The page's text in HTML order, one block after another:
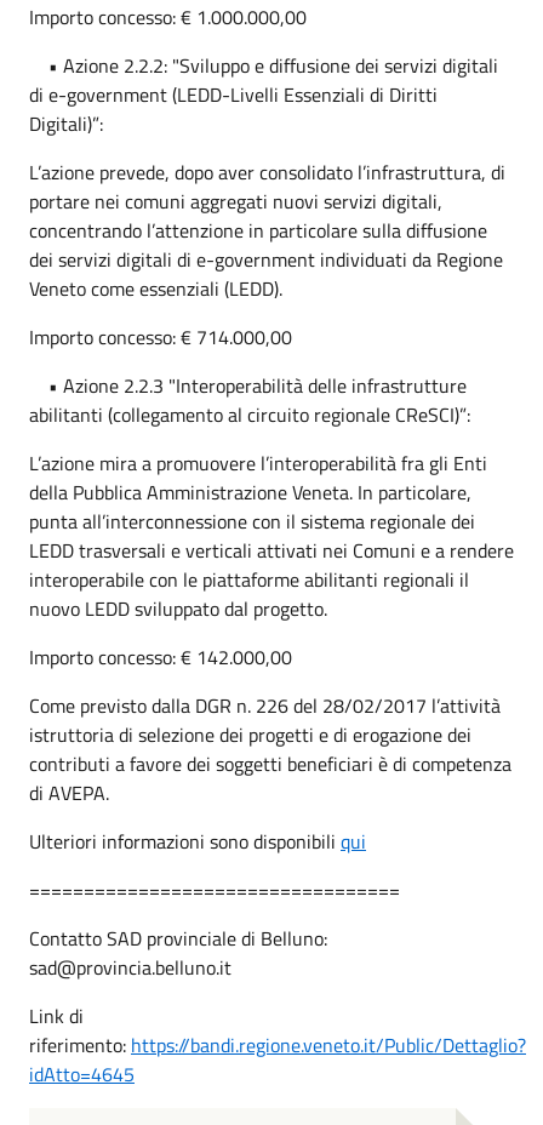
Importo concesso: € 1.000.000,00
• Azione 2.2.2: "Sviluppo e diffusione dei servizi digitali
di e-government (LEDD-Livelli Essenziali di Diritti
Digitali)”:
L’azione prevede, dopo aver consolidato l’infrastruttura, di
portare nei comuni aggregati nuovi servizi digitali,
concentrando l’attenzione in particolare sulla diffusione
dei servizi digitali di e-government individuati da Regione
Veneto come essenziali (LEDD).
Importo concesso: € 714.000,00
• Azione 2.2.3 "Interoperabilità delle infrastrutture
abilitanti (collegamento al circuito regionale CReSCI)”:
L’azione mira a promuovere l’interoperabilità fra gli Enti
della Pubblica Amministrazione Veneta. In particolare,
punta all’interconnessione con il sistema regionale dei
LEDD trasversali e verticali attivati nei Comuni e a rendere
interoperabile con le piattaforme abilitanti regionali il
nuovo LEDD sviluppato dal progetto.
Importo concesso: € 142.000,00
Come previsto dalla DGR n. 226 del 28/02/2017 l’attività
istruttoria di selezione dei progetti e di erogazione dei
contributi a favore dei soggetti beneficiari è di competenza
di AVEPA.
Ulteriori informazioni sono disponibili qui
==================================
Contatto SAD provinciale di Belluno:
sad@provincia.belluno.it
Link di
riferimento: https://bandi.regione.veneto.it/Public/Dettaglio?
idAtto=4645